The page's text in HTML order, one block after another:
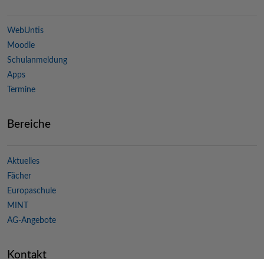
WebUntis
Moodle
Schulanmeldung
Apps
Termine
Bereiche
Aktuelles
Fächer
Europaschule
MINT
AG-Angebote
Kontakt